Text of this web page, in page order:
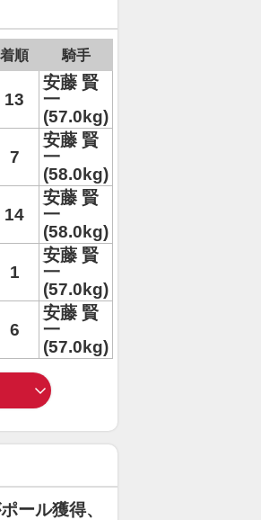
着順 騎手
13
安藤 賢
一
(57.0kg)
7
安藤 賢
一
(58.0kg)
14
安藤 賢
一
(58.0kg)
1
安藤 賢
一
(57.0kg)
6
安藤 賢
一
(57.0kg)
ール獲得、